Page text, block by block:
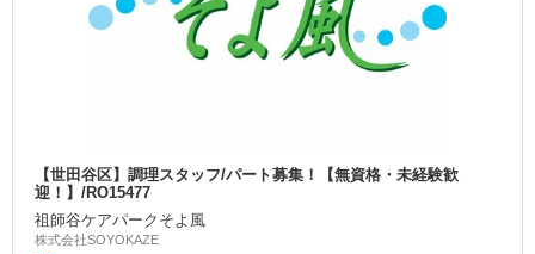
【世田谷区】調理スタッフ/パート募集！【無資格・未経験歓
迎！】/RO15477
祖師谷ケアパークそよ風
株式会社SOYOKAZE